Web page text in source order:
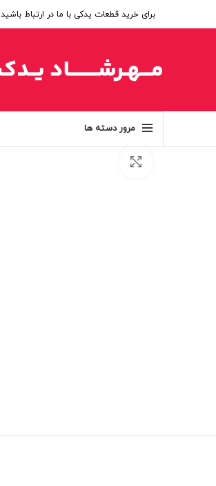
برای خرید قطعات یدکی با ما در ارتباط باشید 09190713745
مرور دسته ها